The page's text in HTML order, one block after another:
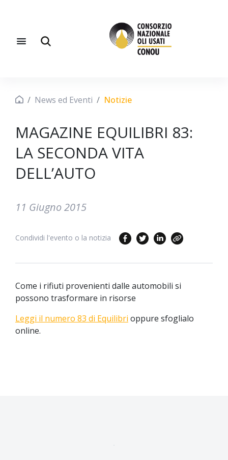
News ed Eventi Notizie
MAGAZINE EQUILIBRI 83:
LA SECONDA VITA
DELL’AUTO
11 Giugno 2015
Condividi l'evento o la notizia
Come i rifiuti provenienti dalle automobili si
possono trasformare in risorse
Leggi il numero 83 di Equilibri oppure sfoglialo
online.